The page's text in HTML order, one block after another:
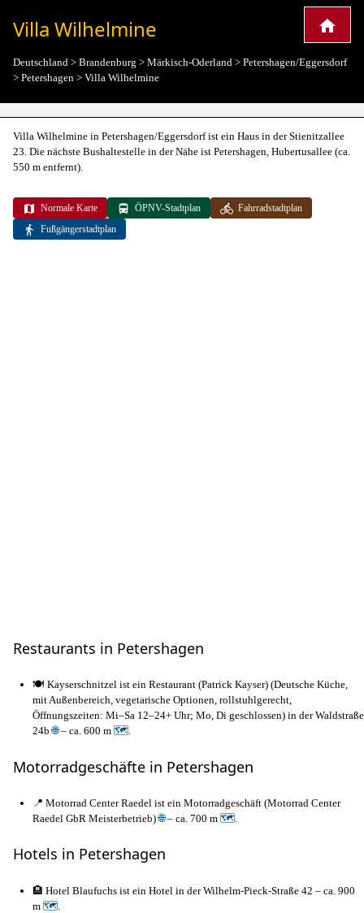
Villa Wilhelmine
Deutschland > Brandenburg > Märkisch-Oderland > Petershagen/Eggersdorf
> Petershagen > Villa Wilhelmine
Villa Wilhelmine in Petershagen/Eggersdorf ist ein Haus in der Stienitzallee
23. Die nächste Bushaltestelle in der Nähe ist Petershagen, Hubertusallee (ca.
550 m entfernt).
Normale Karte ÖPNV-Stadtplan
Fahrradstadtplan
Fußgängerstadtplan
Restaurants in Petershagen
🍽️ Kayserschnitzel ist ein Restaurant (Patrick Kayser) (Deutsche Küche,
mit Außenbereich, vegetarische Optionen, rollstuhlgerecht,
Öffnungszeiten: Mi–Sa 12–24+ Uhr; Mo, Di geschlossen) in der Waldstraße
24b🌐– ca. 600 m 🗺.
Motorradgeschäfte in Petershagen
📍 Motorrad Center Raedel ist ein Motorradgeschäft (Motorrad Center
Raedel GbR Meisterbetrieb)🌐– ca. 700 m 🗺.
Hotels in Petershagen
🏨 Hotel Blaufuchs ist ein Hotel in der Wilhelm-Pieck-Straße 42 – ca. 900
m 🗺